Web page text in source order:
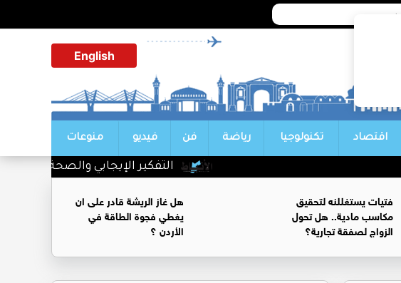
English
اقتصاد تكنولوجيا رياضة فن فيديو منوعات
التفكير الإيجابي والصحة النفسية..
فتيات يستغللنه لتحقيق
مكاسب مادية.. هل تحول
الزواج لصفقة تجارية؟
هل غاز الريشة قادر على ان
يغطي فجوة الطاقة في
الأردن ؟